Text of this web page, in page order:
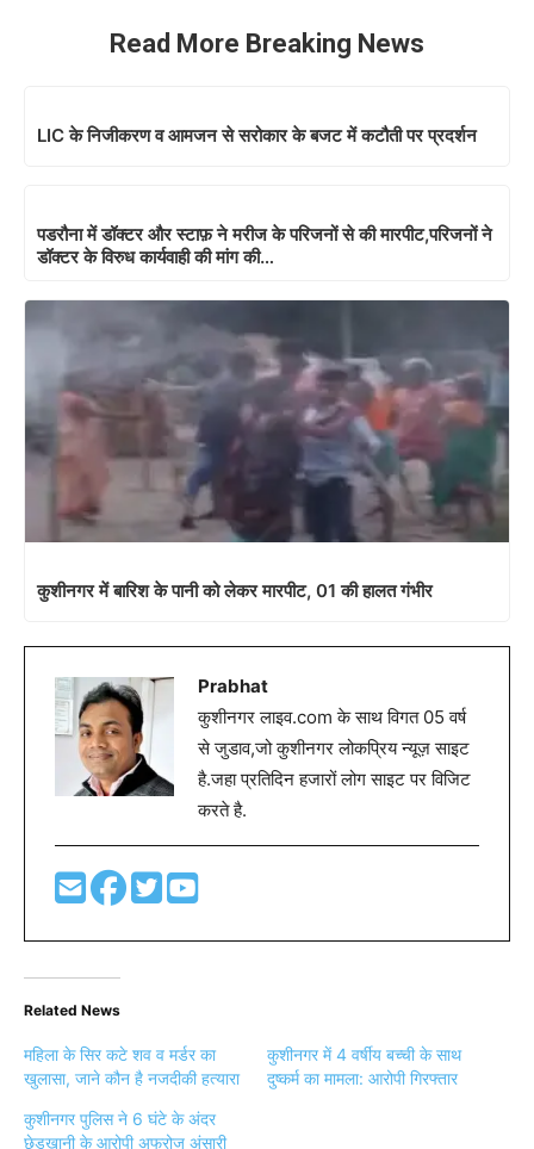
Read More Breaking News
LIC के निजीकरण व आमजन से सरोकार के बजट में कटौती पर प्रदर्शन
पडरौना में डॉक्टर और स्टाफ़ ने मरीज के परिजनों से की मारपीट,परिजनों ने
डॉक्टर के विरुध कार्यवाही की मांग की…
कुशीनगर में बारिश के पानी को लेकर मारपीट, 01 की हालत गंभीर
Prabhat
कुशीनगर लाइव.com के साथ विगत 05 वर्ष
से जुडाव,जो कुशीनगर लोकप्रिय न्यूज़ साइट
है.जहा प्रतिदिन हजारों लोग साइट पर विजिट
करते है.
Related News
महिला के सिर कटे शव व मर्डर का
खुलासा, जाने कौन है नजदीकी हत्यारा
कुशीनगर में 4 वर्षीय बच्ची के साथ
दुष्कर्म का मामला: आरोपी गिरफ्तार
कुशीनगर पुलिस ने 6 घंटे के अंदर
छेड़खानी के आरोपी अफरोज अंसारी